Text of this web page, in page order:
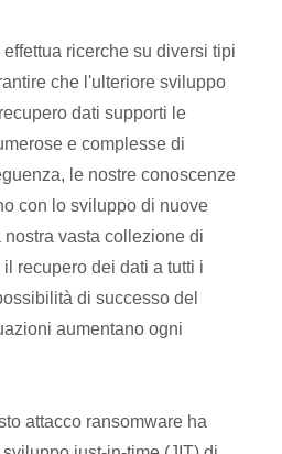
ricerche su diversi tipi
che l'ulteriore sviluppo
dati supporti le
e complesse di
le nostre conoscenze
con lo sviluppo di nuove
vasta collezione di
recupero dei dati a tutti i
di successo del
aumentano ogni
attacco ransomware ha